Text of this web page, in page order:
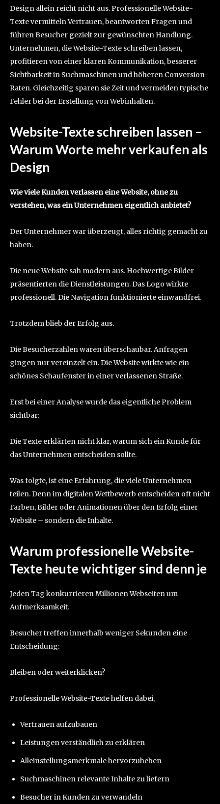
Design allein reicht nicht aus. Professionelle Website-
Texte vermitteln Vertrauen, beantworten Fragen und
führen Besucher gezielt zur gewünschten Handlung.
Unternehmen, die Website-Texte schreiben lassen,
profitieren von einer klaren Kommunikation, besserer
Sichtbarkeit in Suchmaschinen und höheren Conversion-
Raten. Gleichzeitig sparen sie Zeit und vermeiden typische
Fehler bei der Erstellung von Webinhalten.
Website-Texte schreiben lassen –
Warum Worte mehr verkaufen als
Design
Wie viele Kunden verlassen eine Website, ohne zu
verstehen, was ein Unternehmen eigentlich anbietet?
Der Unternehmer war überzeugt, alles richtig gemacht zu
haben.
Die neue Website sah modern aus. Hochwertige Bilder
präsentierten die Dienstleistungen. Das Logo wirkte
professionell. Die Navigation funktionierte einwandfrei.
Trotzdem blieb der Erfolg aus.
Die Besucherzahlen waren überschaubar. Anfragen
gingen nur vereinzelt ein. Die Website wirkte wie ein
schönes Schaufenster in einer verlassenen Straße.
Erst bei einer Analyse wurde das eigentliche Problem
sichtbar:
Die Texte erklärten nicht klar, warum sich ein Kunde für
das Unternehmen entscheiden sollte.
Was folgte, ist eine Erfahrung, die viele Unternehmen
teilen. Denn im digitalen Wettbewerb entscheiden oft nicht
Farben, Bilder oder Animationen über den Erfolg einer
Website – sondern die Inhalte.
Warum professionelle Website-
Texte heute wichtiger sind denn je
Jeden Tag konkurrieren Millionen Webseiten um
Aufmerksamkeit.
Besucher treffen innerhalb weniger Sekunden eine
Entscheidung:
Bleiben oder weiterklicken?
Professionelle Website-Texte helfen dabei,
Vertrauen aufzubauen
Leistungen verständlich zu erklären
Alleinstellungsmerkmale hervorzuheben
Suchmaschinen relevante Inhalte zu liefern
Besucher in Kunden zu verwandeln